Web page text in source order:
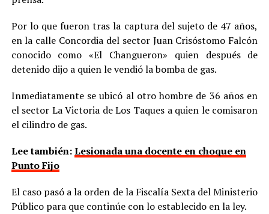
Por lo que fueron tras la captura del sujeto de 47 años,
en la calle Concordia del sector Juan Crisóstomo Falcón
conocido como «El Changueron» quien después de
detenido dijo a quien le vendió la bomba de gas.
Inmediatamente se ubicó al otro hombre de 36 años en
el sector La Victoria de Los Taques a quien le comisaron
el cilindro de gas.
Lee también:Lesionada una docente en choque en
Punto Fijo
El caso pasó a la orden de la Fiscalía Sexta del Ministerio
Público para que continúe con lo establecido en la ley.